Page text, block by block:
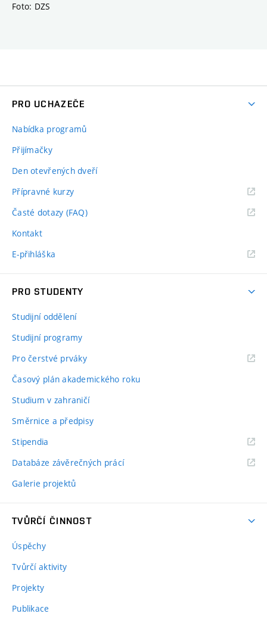
Foto: DZS
PRO UCHAZEČE
Nabídka programů
Přijímačky
Den otevřených dveří
Přípravné kurzy
Časté dotazy (FAQ)
Kontakt
E-přihláška
PRO STUDENTY
Studijní oddělení
Studijní programy
Pro čerstvé prváky
Časový plán akademického roku
Studium v zahraničí
Směrnice a předpisy
Stipendia
Databáze závěrečných prácí
Galerie projektů
TVŮRČÍ ČINNOST
Úspěchy
Tvůrčí aktivity
Projekty
Publikace